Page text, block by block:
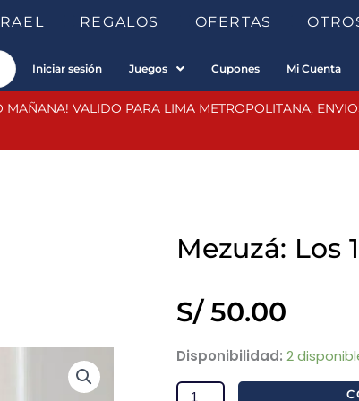
REGALOS OFERTAS
Iniciar sesión Juegos Cupones Mi Cuenta
MAÑANA! VALIDO PARA LIMA METROPOLITANA,
Mezuzá: Los
S/50.00
Disponibilidad: 2
Mezuzá:
Los